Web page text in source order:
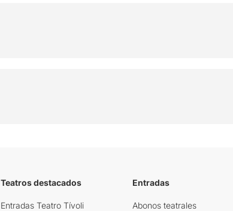
Teatros destacados
Entradas Teatro Tívoli
Entradas
Abonos teatrales